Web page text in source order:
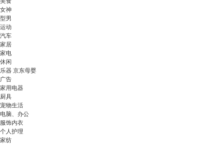
女神
型男
运动
汽车
家居
家电
休闲
乐器 京东母婴
广告
家用电器
厨具
宠物生活
电脑、办公
服饰内衣
个人护理
家纺